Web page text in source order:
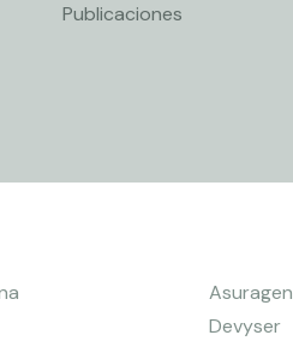
Publicaciones
Asuragen
Devyser